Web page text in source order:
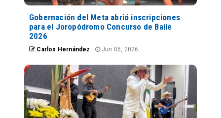
Gobernación del Meta abrió inscripciones
para el Joropódromo Concurso de Baile
2026
Carlos Hernández Jun 05, 2026